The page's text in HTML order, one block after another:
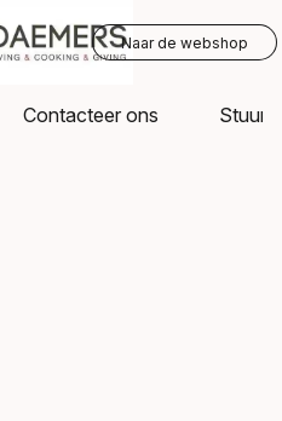
Naar de webshop
Contacteer ons Stuur